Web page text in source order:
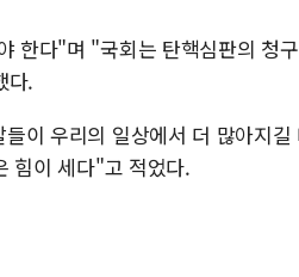
한다"며 "국회는 탄핵심판의 청
다.
이 우리의 일상에서 더 많아지
힘이 세다"고 적었다.